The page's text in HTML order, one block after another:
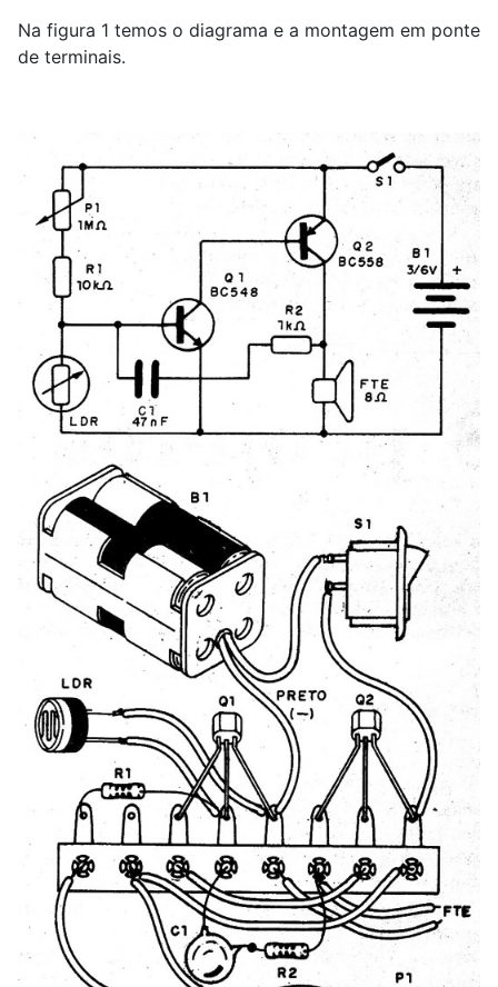
Na figura 1 temos o diagrama e a montagem em ponte
de terminais.